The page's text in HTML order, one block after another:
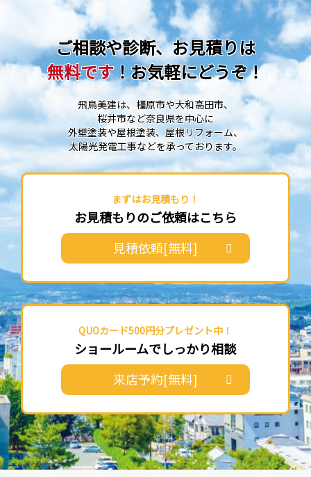
ご相談や診断、お見積りは
無料です！お気軽にどうぞ！
飛鳥美建は、橿原市や大和高田市、
桜井市など奈良県を中心に
外壁塗装や屋根塗装、屋根リフォーム、
太陽光発電工事などを承っております。
まずはお見積もり！
お見積もりのご依頼はこちら
見積依頼[無料]
QUOカード500円分プレゼント中！
ショールームでしっかり相談
来店予約[無料]